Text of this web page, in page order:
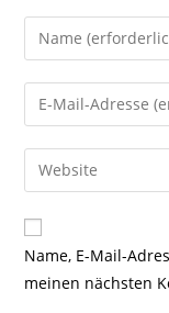
Gib
deinen
Namen
oder
zum
Kommentieren
ein
Gib
deine
E-
Mail-
zum
Kommentieren
ein
Gib
deine
Website-
URL
Name, E-Mail-
meinen nächsten